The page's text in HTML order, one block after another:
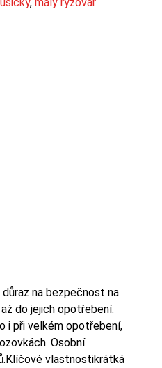
na bezpečnost na
do jejich opotřebení.
i při velkém opotřebení,
Osobní
vlastnostikrátká